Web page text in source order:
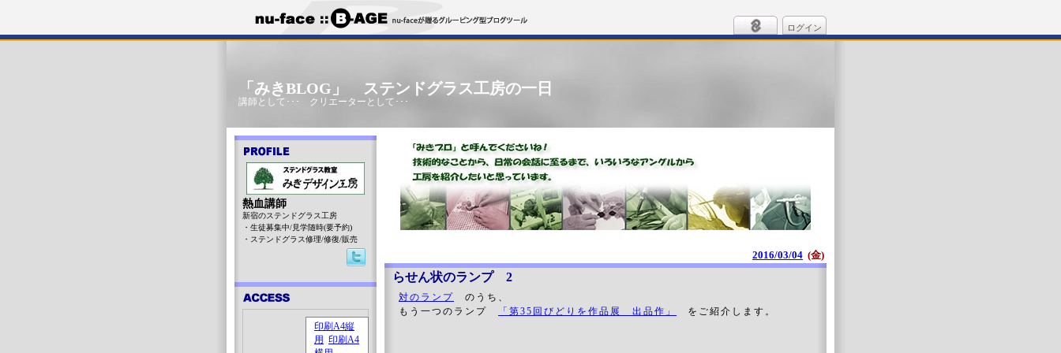
ログイン
「みきBLOG」 ステンドグラス工房の一日
講師として･･･ クリエーターとして･･･
2016/03/04 (金)
らせん状のランプ 2
対のランプ のうち、
もう一つのランプ
「第35回びどりを作品展 出品作」 をご紹介します。
熱血講師
新宿のステンドグラス工房
・生徒募集中/見学随時(要予約)
・ステンドグラス修理/修復/販売